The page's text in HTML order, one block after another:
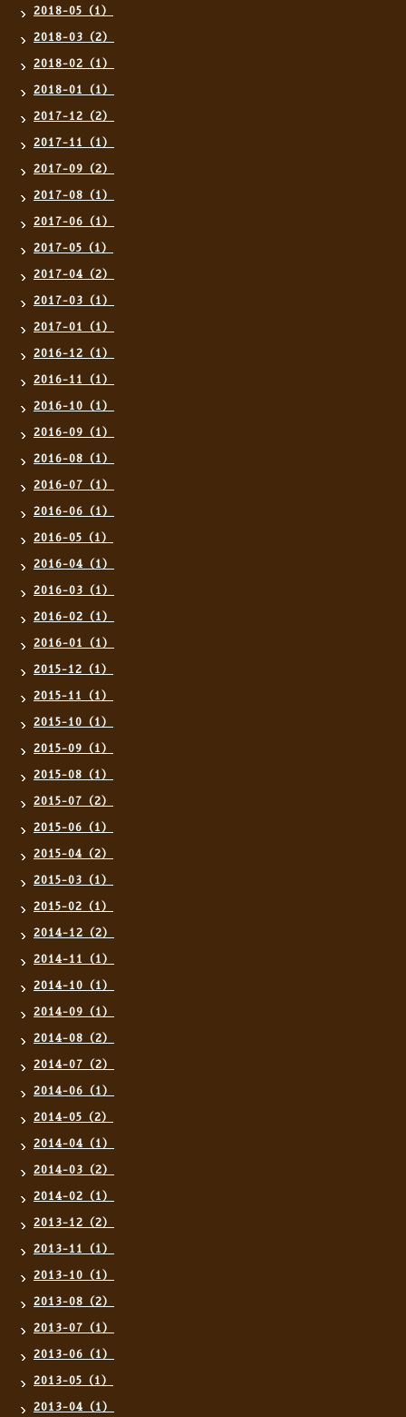
2018-05（1）
2018-03（2）
2018-02（1）
2018-01（1）
2017-12（2）
2017-11（1）
2017-09（2）
2017-08（1）
2017-06（1）
2017-05（1）
2017-04（2）
2017-03（1）
2017-01（1）
2016-12（1）
2016-11（1）
2016-10（1）
2016-09（1）
2016-08（1）
2016-07（1）
2016-06（1）
2016-05（1）
2016-04（1）
2016-03（1）
2016-02（1）
2016-01（1）
2015-12（1）
2015-11（1）
2015-10（1）
2015-09（1）
2015-08（1）
2015-07（2）
2015-06（1）
2015-04（2）
2015-03（1）
2015-02（1）
2014-12（2）
2014-11（1）
2014-10（1）
2014-09（1）
2014-08（2）
2014-07（2）
2014-06（1）
2014-05（2）
2014-04（1）
2014-03（2）
2014-02（1）
2013-12（2）
2013-11（1）
2013-10（1）
2013-08（2）
2013-07（1）
2013-06（1）
2013-05（1）
2013-04（1）